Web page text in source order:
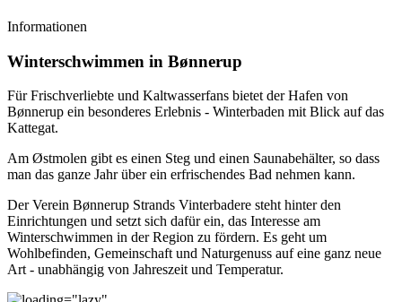
Informationen
Winterschwimmen in Bønnerup
Für Frischverliebte und Kaltwasserfans bietet der Hafen von
Bønnerup ein besonderes Erlebnis - Winterbaden mit Blick auf das
Kattegat.
Am Østmolen gibt es einen Steg und einen Saunabehälter, so dass
man das ganze Jahr über ein erfrischendes Bad nehmen kann.
Der Verein Bønnerup Strands Vinterbadere steht hinter den
Einrichtungen und setzt sich dafür ein, das Interesse am
Winterschwimmen in der Region zu fördern. Es geht um
Wohlbefinden, Gemeinschaft und Naturgenuss auf eine ganz neue
Art - unabhängig von Jahreszeit und Temperatur.